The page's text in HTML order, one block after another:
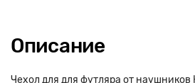
Описание
Чехол для для футляра от наушников